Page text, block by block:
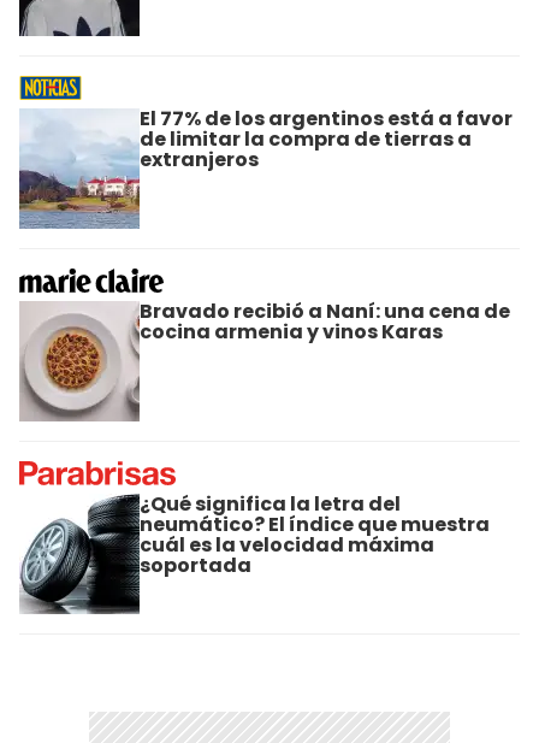
El 77% de los argentinos está a favor
de limitar la compra de tierras a
extranjeros
Bravado recibió a Naní: una cena de
cocina armenia y vinos Karas
¿Qué significa la letra del
neumático? El índice que muestra
cuál es la velocidad máxima
soportada